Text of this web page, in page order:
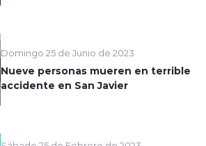
Domingo 25 de Junio de 2023
Nueve personas mueren en terrible
accidente en San Javier